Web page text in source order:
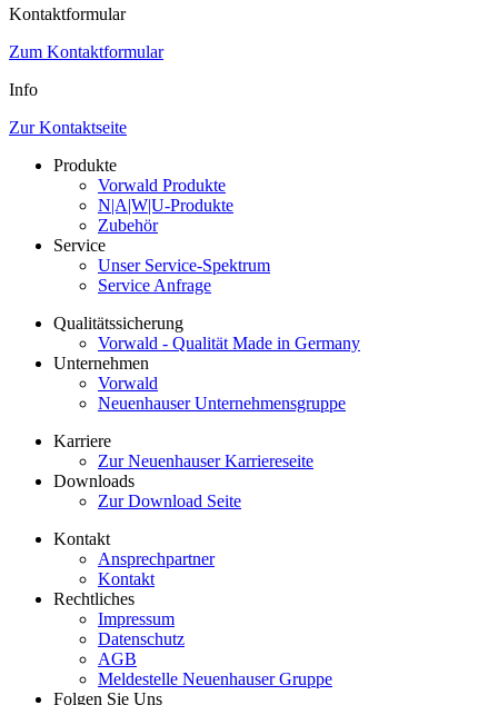
Kontaktformular
Zum Kontaktformular
Info
Zur Kontaktseite
Produkte
Vorwald Produkte
N|A|W|U-Produkte
Zubehör
Service
Unser Service-Spektrum
Service Anfrage
Qualitätssicherung
Vorwald - Qualität Made in Germany
Unternehmen
Vorwald
Neuenhauser Unternehmensgruppe
Karriere
Zur Neuenhauser Karriereseite
Downloads
Zur Download Seite
Kontakt
Ansprechpartner
Kontakt
Rechtliches
Impressum
Datenschutz
AGB
Meldestelle Neuenhauser Gruppe
Folgen Sie Uns